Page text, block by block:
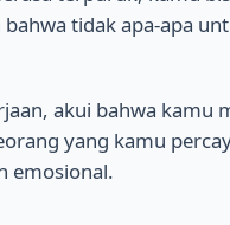
tidak apa-apa
akui bahwa kamu
yang kamu
emosional.